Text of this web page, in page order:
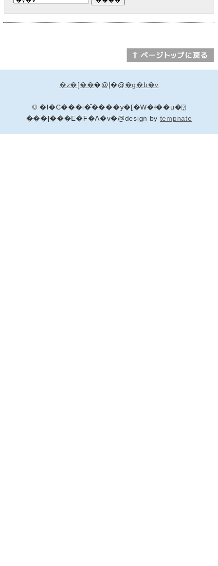
�z�[���@|�@�g�b�v
© �l�C���i�̌����y�[�W�ł��u�⍰
���[���E�F�A�v�@design by tempnate